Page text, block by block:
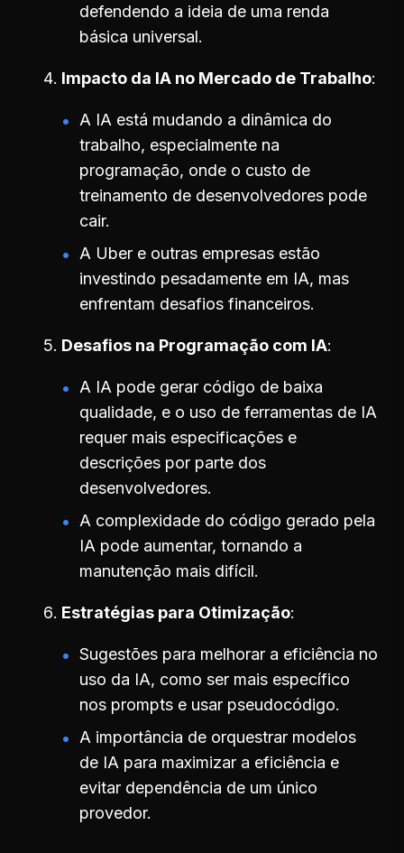
defendendo a ideia de uma renda
básica universal.
Impacto da IA no Mercado de Trabalho
A IA está mudando a dinâmica do
trabalho, especialmente na
programação, onde o custo de
treinamento de desenvolvedores pode
cair.
A Uber e outras empresas estão
investindo pesadamente em IA, mas
enfrentam desafios financeiros.
Desafios na Programação com IA
A IA pode gerar código de baixa
qualidade, e o uso de ferramentas de IA
requer mais especificações e
descrições por parte dos
desenvolvedores.
A complexidade do código gerado pela
IA pode aumentar, tornando a
manutenção mais difícil.
Estratégias para Otimização
Sugestões para melhorar a eficiência no
uso da IA, como ser mais específico
nos prompts e usar pseudocódigo.
A importância de orquestrar modelos
de IA para maximizar a eficiência e
evitar dependência de um único
provedor.